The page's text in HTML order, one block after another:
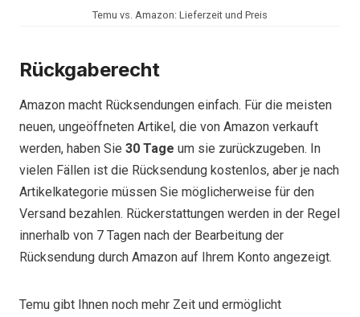
Temu vs. Amazon: Lieferzeit und Preis
Rückgaberecht
Amazon macht Rücksendungen einfach. Für die meisten
neuen, ungeöffneten Artikel, die von Amazon verkauft
werden, haben Sie 30 Tage um sie zurückzugeben. In
vielen Fällen ist die Rücksendung kostenlos, aber je nach
Artikelkategorie müssen Sie möglicherweise für den
Versand bezahlen. Rückerstattungen werden in der Regel
innerhalb von 7 Tagen nach der Bearbeitung der
Rücksendung durch Amazon auf Ihrem Konto angezeigt.
Temu gibt Ihnen noch mehr Zeit und ermöglicht